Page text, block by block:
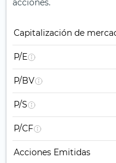
acciones.
Capitalización de
P/E
P/BV
P/S
P/CF
Acciones Emitidas